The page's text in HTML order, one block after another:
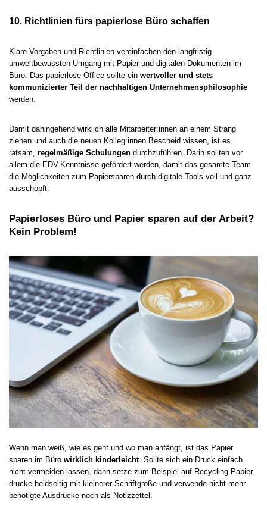
10. Richtlinien fürs papierlose Büro schaffen
Klare Vorgaben und Richtlinien vereinfachen den langfristig
umweltbewussten Umgang mit Papier und digitalen Dokumenten im
Büro. Das papierlose Office sollte ein wertvoller und stets
kommunizierter Teil der nachhaltigen Unternehmensphilosophie
werden.
Damit dahingehend wirklich alle Mitarbeiter:innen an einem Strang
ziehen und auch die neuen Kolleg:innen Bescheid wissen, ist es
ratsam, regelmäßige Schulungen durchzuführen. Darin sollten vor
allem die EDV-Kenntnisse gefördert werden, damit das gesamte Team
die Möglichkeiten zum Papiersparen durch digitale Tools voll und ganz
ausschöpft.
Papierloses Büro und Papier sparen auf der Arbeit?
Kein Problem!
Wenn man weiß, wie es geht und wo man anfängt, ist das Papier
sparen im Büro wirklich kinderleicht. Sollte sich ein Druck einfach
nicht vermeiden lassen, dann setze zum Beispiel auf Recycling-Papier,
drucke beidseitig mit kleinerer Schriftgröße und verwende nicht mehr
benötigte Ausdrucke noch als Notizzettel.